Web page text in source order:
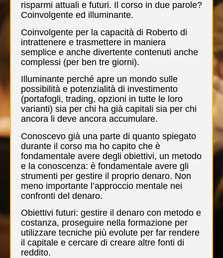
risparmi attuali e futuri. Il corso in due parole?
Coinvolgente ed illuminante.
Coinvolgente per la capacità di Roberto di
intrattenere e trasmettere in maniera
semplice e anche divertente contenuti anche
complessi (per ben tre giorni).
Illuminante perché apre un mondo sulle
possibilità e potenzialità di investimento
(portafogli, trading, opzioni in tutte le loro
varianti) sia per chi ha già capitali sia per chi
ancora li deve ancora accumulare.
Conoscevo già una parte di quanto spiegato
durante il corso ma ho capito che è
fondamentale avere degli obiettivi, un metodo
e la conoscenza: è fondamentale avere gli
strumenti per gestire il proprio denaro. Non
meno importante l’approccio mentale nei
confronti del denaro.
Obiettivi futuri: gestire il denaro con metodo e
costanza, proseguire nella formazione per
utilizzare tecniche più evolute per far rendere
il capitale e cercare di creare altre fonti di
reddito.